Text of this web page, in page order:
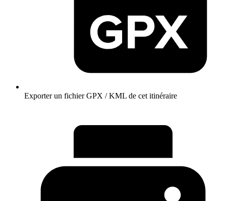
Exporter un fichier GPX / KML de cet itinéraire